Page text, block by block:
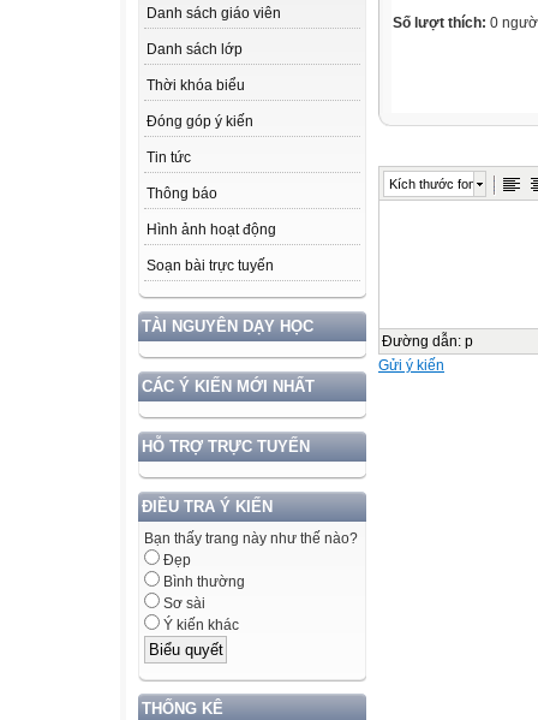
Danh sách giáo viên
Danh sách lớp
Thời khóa biểu
Đóng góp ý kiến
Tin tức
Thông báo
Hình ảnh hoạt động
Soạn bài trực tuyến
TÀI NGUYÊN DẠY HỌC
CÁC Ý KIẾN MỚI NHẤT
HỖ TRỢ TRỰC TUYẾN
ĐIỀU TRA Ý KIẾN
Bạn thấy trang này như thế nào?
Đẹp
Bình thường
Sơ sài
Ý kiến khác
THỐNG KÊ
Số lượt thích: 0
Kích thước font
Đường dẫn: p
Gửi ý kiến